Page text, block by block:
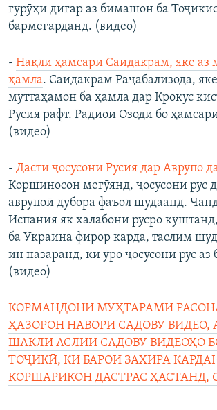
гурӯҳи дигар аз бимашон ба
бармегарданд. (видео)
- Нақли ҳамсари Саидакрам, яке аз
ҳамла. Саидакрам Раҷабализода,
муттаҳамон ба ҳамла дар Крокус
Русия рафт. Радиои Озодӣ бо
(видео)
- Дасти ҷосусони Русия дар Аврупо
Коршиносон мегӯянд, ҷосусони рус
аврупоӣ дубора фаъол шудаанд.
Испания як халабони русро
ба Украина фирор карда, таслим
ин назаранд, ки ӯро ҷосусони рус аз
(видео)
КОРМАНДОНИ МУҲТАРАМИ
ҲАЗОРОН НАВОРИ САДОВУ ВИДЕО,
ШАКЛИ АСЛИИ САДОВУ ВИДЕОҲО
ТОҶИКӢ, КИ БАРОИ ЗАХИРА
КОРШАРИКОН ДАСТРАС ҲАСТАНД,